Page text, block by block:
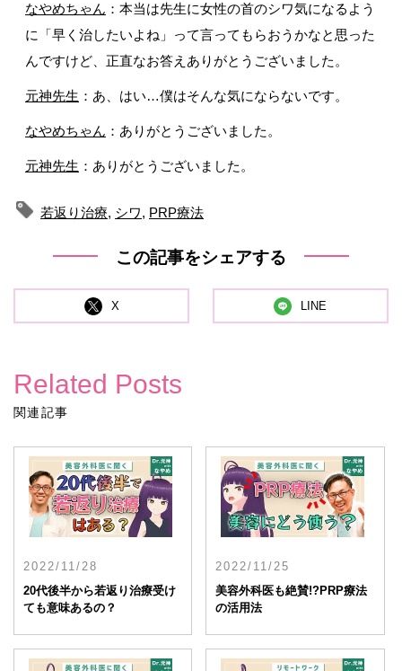
なやめちゃん ：本当は先生に女性の首のシワ気になるよう
に「早く治したいよね」って言ってもらおうかなと思った
んですけど、正直なお答えありがとうございました。
元神先生 ：あ、はい…僕はそんな気にならないです。
なやめちゃん ：ありがとうございました。
元神先生 ：ありがとうございました。
若返り治療, シワ, PRP療法
この記事をシェアする
X LINE
Related Posts
関連記事
2022/11/28
20代後半から若返り治療受け
ても意味あるの？
2022/11/25
美容外科医も絶賛!?PRP療法
の活用法